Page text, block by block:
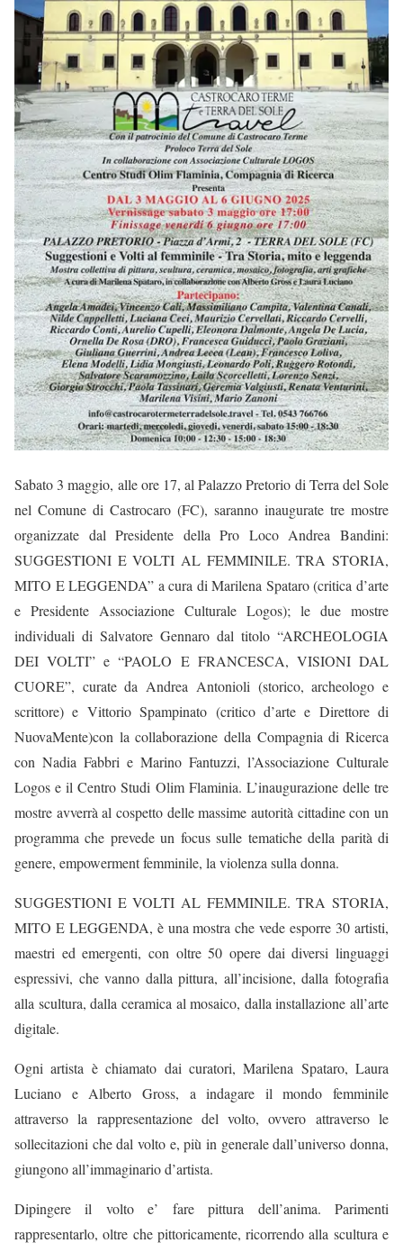
Sabato 3 maggio, alle ore 17, al Palazzo Pretorio di Terra del Sole
nel Comune di Castrocaro (FC), saranno inaugurate tre mostre
organizzate dal Presidente della Pro Loco Andrea Bandini:
SUGGESTIONI E VOLTI AL FEMMINILE. TRA STORIA,
MITO E LEGGENDA” a cura di Marilena Spataro (critica d’arte
e Presidente Associazione Culturale Logos); le due mostre
individuali di Salvatore Gennaro dal titolo “ARCHEOLOGIA
DEI VOLTI” e “PAOLO E FRANCESCA, VISIONI DAL
CUORE”, curate da Andrea Antonioli (storico, archeologo e
scrittore) e Vittorio Spampinato (critico d’arte e Direttore di
NuovaMente)con la collaborazione della Compagnia di Ricerca
con Nadia Fabbri e Marino Fantuzzi, l’Associazione Culturale
Logos e il Centro Studi Olim Flaminia. L’inaugurazione delle tre
mostre avverrà al cospetto delle massime autorità cittadine con un
programma che prevede un focus sulle tematiche della parità di
genere, empowerment femminile, la violenza sulla donna.
SUGGESTIONI E VOLTI AL FEMMINILE. TRA STORIA,
MITO E LEGGENDA, è una mostra che vede esporre 30 artisti,
maestri ed emergenti, con oltre 50 opere dai diversi linguaggi
espressivi, che vanno dalla pittura, all’incisione, dalla fotografia
alla scultura, dalla ceramica al mosaico, dalla installazione all’arte
digitale.
Ogni artista è chiamato dai curatori, Marilena Spataro, Laura
Luciano e Alberto Gross, a indagare il mondo femminile
attraverso la rappresentazione del volto, ovvero attraverso le
sollecitazioni che dal volto e, più in generale dall’universo donna,
giungono all’immaginario d’artista.
Dipingere il volto e’ fare pittura dell’anima. Parimenti
rappresentarlo, oltre che pittoricamente, ricorrendo alla scultura e